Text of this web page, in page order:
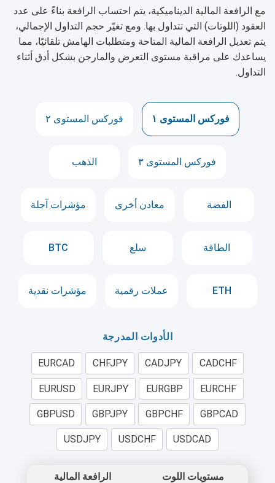
مع الرافعة المالية الديناميكية، يتم احتساب الرافعة بناءً على عدد
العقود (اللوتات) التي تتداول بها. ومع تغيّر حجم التداول الإجمالي،
يتم تعديل الرافعة المالية المتاحة ومتطلبات الهامش تلقائيًا، مما
يساعدك على مراقبة مستوى التعرض والمارجن بشكل أدق أثناء
التداول.
فوركس المستوى ١ فوركس المستوى ٢
فوركس المستوى ٣ الذهب
الفضة معادن أخرى مؤشرات آجلة
الطاقة سلع BTC
ETH عملات رقمية مؤشرات نقدية
الأدوات المدرجة
CADCHF
CADJPY
CHFJPY
EURCAD
EURCHF
EURGBP
EURJPY
EURUSD
GBPCAD
GBPCHF
GBPJPY
GBPUSD
USDCAD
USDCHF
USDJPY
مستويات اللوت الرافعة المالية